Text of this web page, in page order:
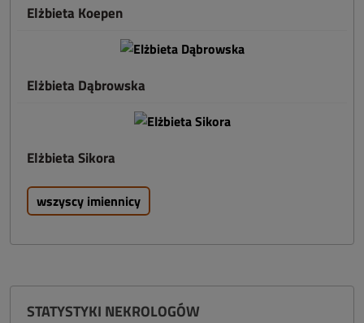
Elżbieta Koepen
Elżbieta Dąbrowska
Elżbieta Sikora
wszyscy imiennicy
STATYSTYKI NEKROLOGÓW